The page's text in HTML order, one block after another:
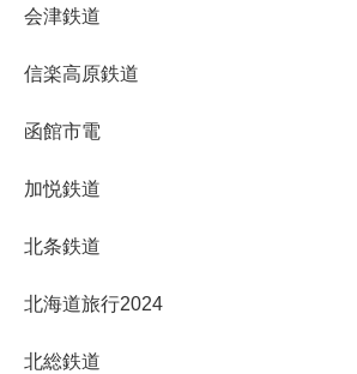
会津鉄道
信楽高原鉄道
函館市電
加悦鉄道
北条鉄道
北海道旅行2024
北総鉄道